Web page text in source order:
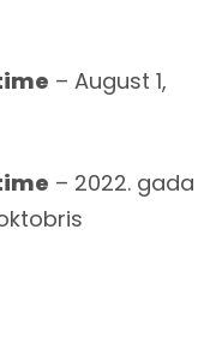
– August 1,
– 2022. gada